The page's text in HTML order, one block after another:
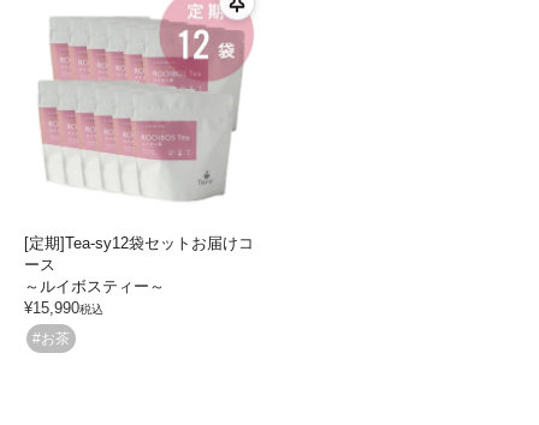
[定期]Tea-sy12袋セットお届けコ
ース
～ルイボスティー～
¥15,990税込
#お茶